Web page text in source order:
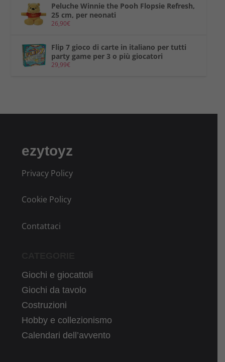
Peluche Winnie the Pooh Flopsie Refresh,
25 cm, per neonati
26,90€
Flip 7 gioco di carte in italiano per tutti
party game per 3 o più giocatori
29,99€
ezytoyz
Privacy Policy
Cookie Policy
Contattaci
Giochi e giocattoli
Giochi da tavolo
Costruzioni
Hobby e collezionismo
Calendari dell’avvento